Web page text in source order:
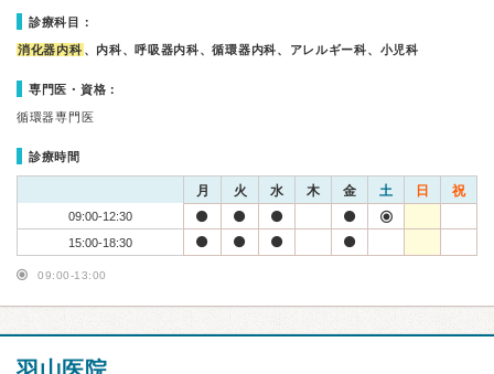
診療科目：
消化器内科 、内科、呼吸器内科、循環器内科、アレルギー科、小児科
専門医・資格：
循環器専門医
診療時間
月 火 水 木 金 土 日 祝
09:00-12:30
15:00-18:30
09:00-13:00